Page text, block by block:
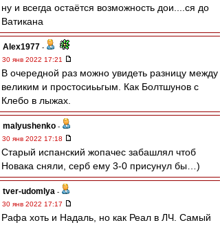
ну и всегда остаётся возможность дои....ся до
Ватикана
Alex1977 -
30 янв 2022 17:21
В очередной раз можно увидеть разницу между
великим и простосиььгым. Как Болтшунов с
Клебо в лыжах.
malyushenko -
30 янв 2022 17:18
Старый испанский жопачес забашлял чтоб
Новака сняли, серб ему 3-0 присунул бы…)
tver-udomlya -
30 янв 2022 17:17
Рафа хоть и Надаль, но как Реал в ЛЧ. Самый